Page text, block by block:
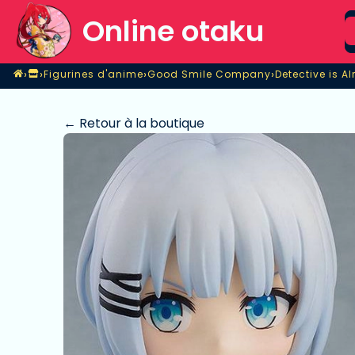
Online otaku
Home
›Magasin
›Figurines d'anime
Figurines d'anime›Good Smile Company
Good Smile Company›Detective is
Detective is
← Retour à la boutique